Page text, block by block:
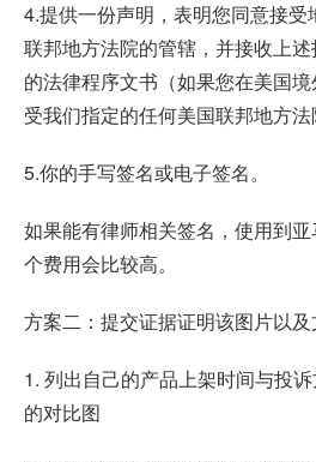
4.提供一份声明，表明您同意接
联邦地方法院的管辖，并接收上
的法律程序文书（如果您在美国
受我们指定的任何美国联邦地方法
5.你的手写签名或电子签名。
如果能有律师相关签名，使用到
个费用会比较高。
方案二：提交证据证明该图片以及
1. 列出自己的产品上架时间与投
的对比图